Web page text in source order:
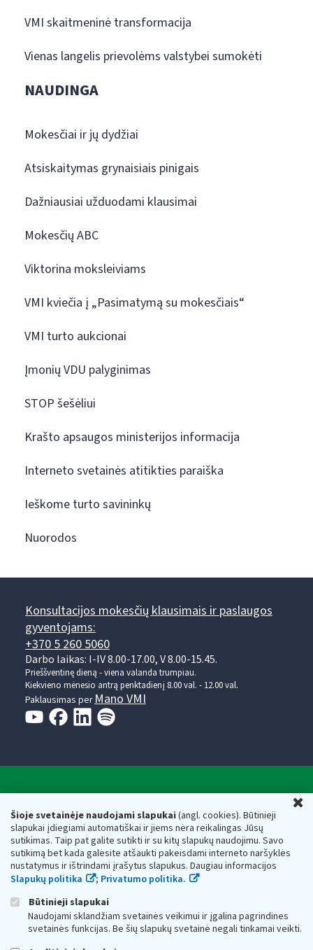
Šioje svetainėje naudojami slapukai(angl. cookies). Būtinieji
slapukai įdiegiami automatiškai ir jiems nėra reikalingas Jūsų
sutikimas. Taip pat galite sutikti ir su kitų slapukų naudojimu. Savo
sutikimą bet kada galėsite atšaukti pakeisdami interneto naršyklės
nustatymus ir ištrindami įrašytus slapukus. Daugiau informacijos
Slapukų politika
; Privatumo politika.
Būtinieji slapukai
Naudojami sklandžiam svetainės veikimui ir įgalina pagrindines
svetainės funkcijas. Be šių slapukų svetainė negali tinkamai veikti.
VMI skaitmeninė transformacija
Vienas langelis prievolėms valstybei sumokėti
NAUDINGA
Mokesčiai ir jų dydžiai
Atsiskaitymas grynaisiais pinigais
Dažniausiai užduodami klausimai
Mokesčių ABC
Viktorina moksleiviams
VMI kviečia į „Pasimatymą su mokesčiais“
VMI turto aukcionai
Įmonių VDU palyginimas
STOP šešėliui
Krašto apsaugos ministerijos informacija
Interneto svetainės atitikties paraiška
Ieškome turto savininkų
Nuorodos
Konsultacijos mokesčių klausimais ir paslaugos
gyventojams:
+370 5 260 5060
Darbo laikas: I-IV 8.00-17.00, V 8.00-15.45.
Prieššventinę dieną - viena valanda trumpiau.
Kiekvieno mėnesio antrą penktadienį 8.00 val. - 12.00 val.
Paklausimas per Mano VMI
Respublikos finansų ministerijos
Biudžetinė įstaiga. Juridinio asmens kodas — 188659752,
adresas: Vasario 16-osios g. 14, 01107 Vilnius, Lietuva, el.paštas:
vmi@vmi.lt, E. pristatymo dėžutės adresas 188659752
Duomenys apie Valstybinę mokesčių inspekciją prie Lietuvos
Respublikos finansų ministerijos kaupiami ir saugomi Juridinių